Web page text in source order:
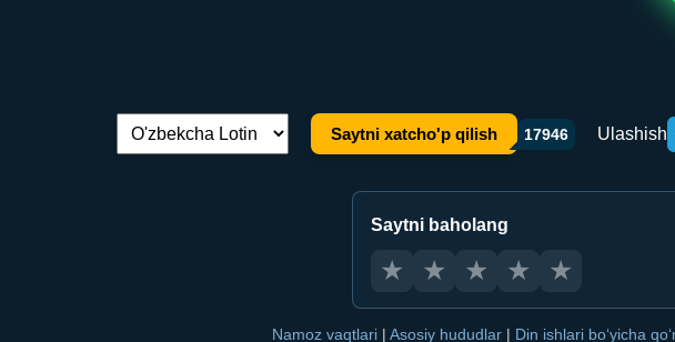
Tilni almashtirish: Saytni xatcho'p qilish 17946 Ulashish
Saytni baholang
★ ★ ★ ★ ★
Namoz vaqtlari | Asosiy hududlar | Din ishlari bo‘yicha